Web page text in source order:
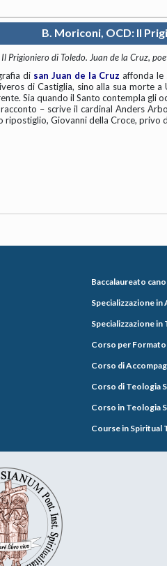
B. Moriconi, OCD: Il
Il Prigioniero di Toledo. Juan de la Cruz,
di san Juan de la Cruz affonda le
di Castiglia, sino alla sua morte
Sia quando il Santo contempla gli
– scrive il cardinal Anders
Giovanni della Croce, privo
Baccalaureato
Specializzazione
Specializzazione
Corso per
Corso di
Corso di Teologia
Corso in Teologia
Course in Spiritual